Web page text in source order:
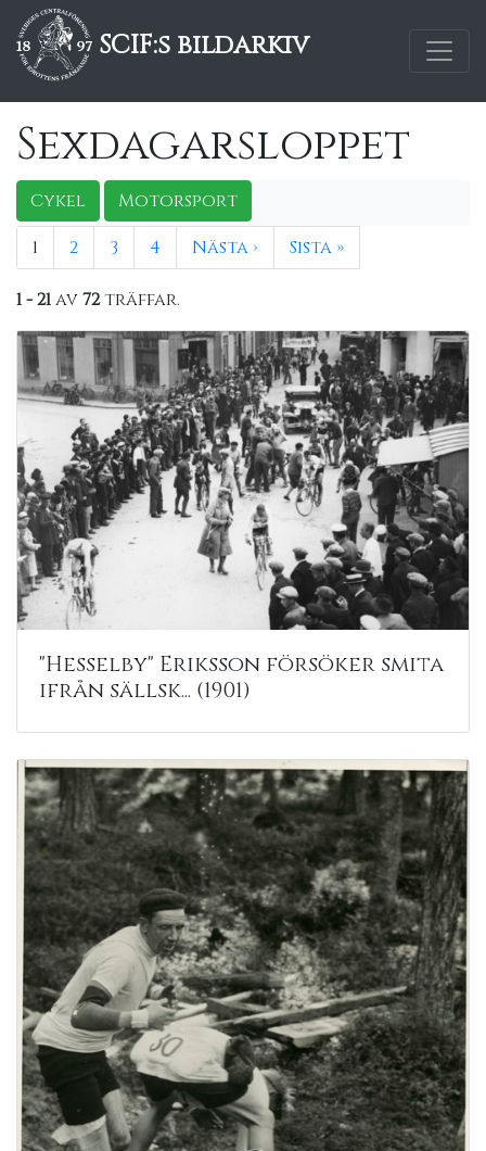
SCIF:s bildarkiv
Sexdagarsloppet
Cykel
Motorsport
1
2 3 4 Nästa › Sista »
1 - 21av72träffar.
"Hesselby" Eriksson försöker smita
ifrån sällsk... (1901)